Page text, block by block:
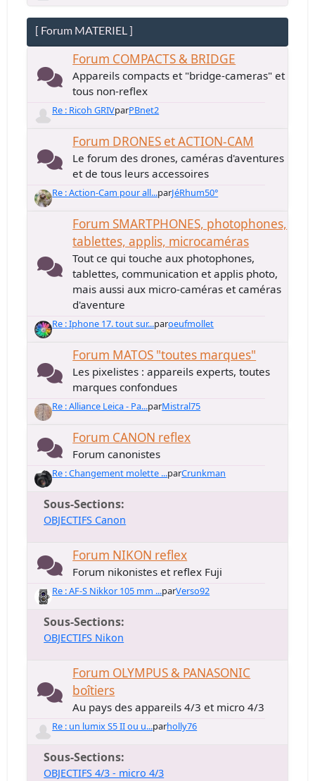
[ Forum MATERIEL ]
Forum COMPACTS & BRIDGE
Appareils compacts et "bridge-cameras" et
tous non-reflex
Re : Ricoh GRIVparPBnet2
Forum DRONES et ACTION-CAM
Le forum des drones, caméras d'aventures
et de tous leurs accessoires
Re : Action-Cam pour all...parJéRhum50°
Forum SMARTPHONES, photophones,
tablettes, applis, microcaméras
Tout ce qui touche aux photophones,
tablettes, communication et applis photo,
mais aussi aux micro-caméras et caméras
d'aventure
Re : Iphone 17. tout sur...paroeufmollet
Forum MATOS "toutes marques"
Les pixelistes : appareils experts, toutes
marques confondues
Re : Alliance Leica - Pa...parMistral75
Forum CANON reflex
Forum canonistes
Re : Changement molette ...parCrunkman
Sous-Sections
OBJECTIFS Canon
Forum NIKON reflex
Forum nikonistes et reflex Fuji
Re : AF-S Nikkor 105 mm ...parVerso92
Sous-Sections
OBJECTIFS Nikon
Forum OLYMPUS & PANASONIC
boîtiers
Au pays des appareils 4/3 et micro 4/3
Re : un lumix S5 II ou u...parholly76
Sous-Sections
OBJECTIFS 4/3 - micro 4/3